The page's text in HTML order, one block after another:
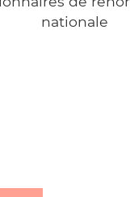
nationale